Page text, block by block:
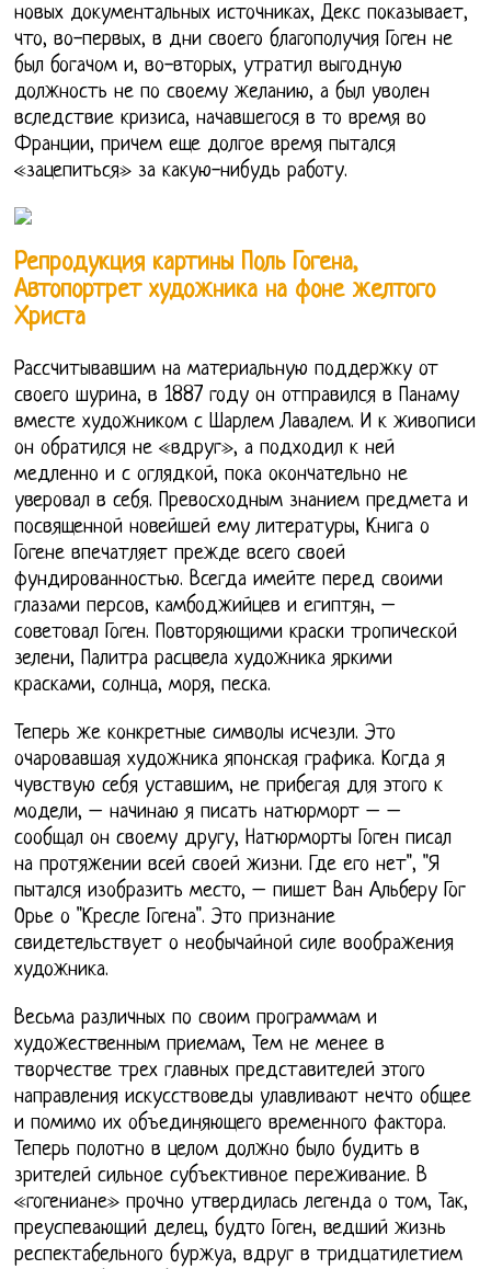
новых документальных источниках, Декс показывает,
что, во-первых, в дни своего благополучия Гоген не
был богачом и, во-вторых, утратил выгодную
должность не по своему желанию, а был уволен
вследствие кризиса, начавшегося в то время во
Франции, причем еще долгое время пытался
«зацепиться» за какую-нибудь работу.
Репродукция картины Поль Гогена,
Автопортрет художника на фоне желтого
Христа
Рассчитывавшим на материальную поддержку от
своего шурина, в 1887 году он отправился в Панаму
вместе художником с Шарлем Лавалем. И к живописи
он обратился не «вдруг», а подходил к ней
медленно и с оглядкой, пока окончательно не
уверовал в себя. Превосходным знанием предмета и
посвященной новейшей ему литературы, Книга о
Гогене впечатляет прежде всего своей
фундированностью. Всегда имейте перед своими
глазами персов, камбоджийцев и египтян, –
советовал Гоген. Повторяющими краски тропической
зелени, Палитра расцвела художника яркими
красками, солнца, моря, песка.
Теперь же конкретные символы исчезли. Это
очаровавшая художника японская графика. Когда я
чувствую себя уставшим, не прибегая для этого к
модели, – начинаю я писать натюрморт – –
сообщал он своему другу, Натюрморты Гоген писал
на протяжении всей своей жизни. Где его нет", "Я
пытался изобразить место, – пишет Ван Альберу Гог
Орье о "Кресле Гогена". Это признание
свидетельствует о необычайной силе воображения
художника.
Весьма различных по своим программам и
художественным приемам, Тем не менее в
творчестве трех главных представителей этого
направления искусствоведы улавливают нечто общее
и помимо их объединяющего временного фактора.
Теперь полотно в целом должно было будить в
зрителей сильное субъективное переживание. В
«гогениане» прочно утвердилась легенда о том, Так,
преуспевающий делец, будто Гоген, ведший жизнь
респектабельного буржуа, вдруг в тридцатилетием